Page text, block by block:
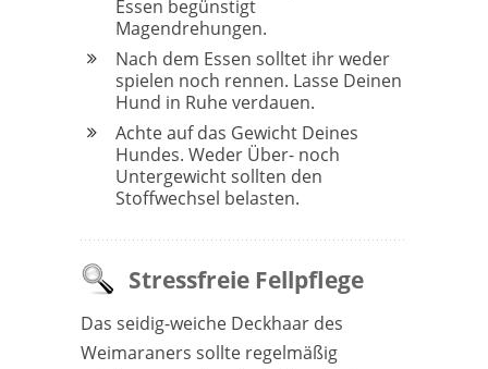
Essen begünstigt
Magendrehungen.
Nach dem Essen solltet ihr weder
spielen noch rennen. Lasse Deinen
Hund in Ruhe verdauen.
Achte auf das Gewicht Deines
Hundes. Weder Über- noch
Untergewicht sollten den
Stoffwechsel belasten.
Stressfreie Fellpflege
Das seidig-weiche Deckhaar des
Weimaraners sollte regelmäßig